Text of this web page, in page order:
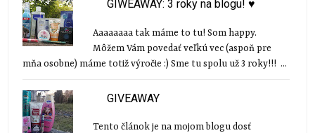
GIWEAWAY: 3 roky na blogu! ♥
Aaaaaaaa tak máme to tu! Som happy.
Môžem Vám povedať veľkú vec (aspoň pre
mňa osobne) máme totiž výročie :) Sme tu spolu už 3 roky!!! ...
GIVEAWAY
Tento článok je na mojom blogu dosť